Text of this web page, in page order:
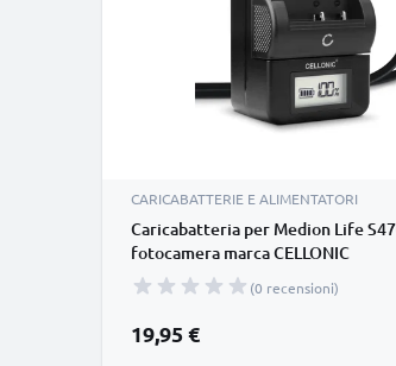
CARICABATTERIE E ALIMENTATORI
Caricabatteria per Medion Life
fotocamera marca CELLONIC
(0 recensioni)
19,95 €